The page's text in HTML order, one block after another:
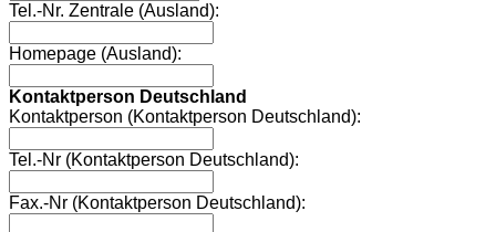
Tel.-Nr. Zentrale (Ausland):
Homepage (Ausland):
Kontaktperson Deutschland
Kontaktperson (Kontaktperson Deutschland):
Tel.-Nr (Kontaktperson Deutschland):
Fax.-Nr (Kontaktperson Deutschland):